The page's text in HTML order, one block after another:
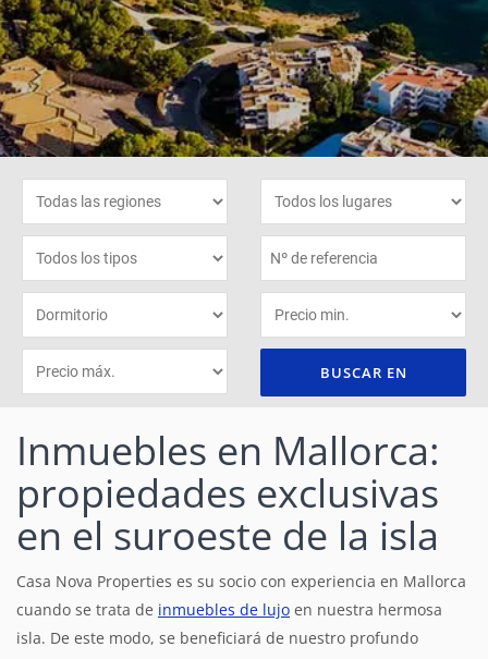
BUSCAR EN
Inmuebles en Mallorca:
propiedades exclusivas
en el suroeste de la isla
Casa Nova Properties es su socio con experiencia en Mallorca
cuando se trata de inmuebles de lujo en nuestra hermosa
isla. De este modo, se beneficiará de nuestro profundo